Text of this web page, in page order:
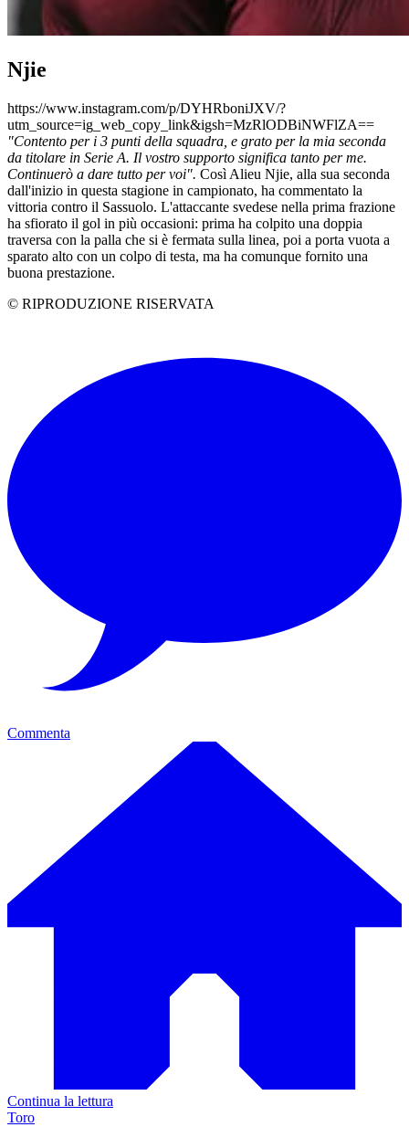
Njie
https://www.instagram.com/p/DYHRboniJXV/?
utm_source=ig_web_copy_link&igsh=MzRlODBiNWFlZA==
"Contento per i 3 punti della squadra, e grato per la mia seconda
da titolare in Serie A. Il vostro supporto significa tanto per me.
Continuerò a dare tutto per voi". Così Alieu Njie, alla sua seconda
dall'inizio in questa stagione in campionato, ha commentato la
vittoria contro il Sassuolo. L'attaccante svedese nella prima frazione
ha sfiorato il gol in più occasioni: prima ha colpito una doppia
traversa con la palla che si è fermata sulla linea, poi a porta vuota a
sparato alto con un colpo di testa, ma ha comunque fornito una
buona prestazione.
© RIPRODUZIONE RISERVATA
Commenta
Continua la lettura
Toro